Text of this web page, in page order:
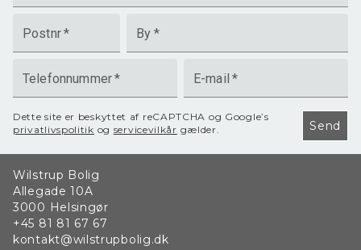
Postnr* By *
Telefonnummer* E-mail *
Dette site er beskyttet af reCAPTCHA og Google’s
privatlivspolitik og servicevilkår gælder. Send
Wilstrup Bolig
Allegade 10A
3000 Helsingør
+45 81 81 67 67
kontakt@wilstrupbolig.dk